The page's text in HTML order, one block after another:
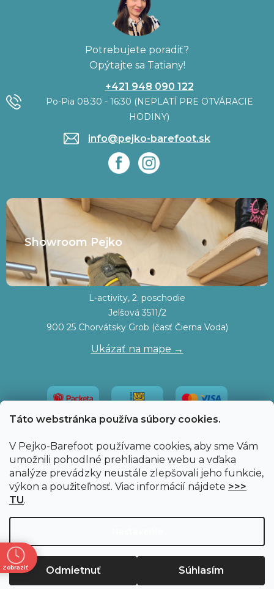
Táto webstránka používa súbory cookies.
V Pejko-Barefoot používame cookies, aby sme Vám
umožnili pohodlné prehliadanie webu a vďaka
analýze prevádzky neustále zlepšovali jeho funkcie,
výkon a použiteľnosť. Viac informácií nájdete >>>
TU.
Odmietnuť Súhlasím
Potrebujete poradiť?
Opýtajte sa Tatiany!
+421 948 090 122
Po-Pia 08:30 - 16:30 (NEPLATÍ PRE OTVÁRACIE
HODINY)
info@pejko-barefoot.sk
Showroom Pejko
L-activity, 2. poschodie
Jelšová 3511/2
900 25 Chorvátsky Grob (časť Čierna Voda)
Ukázať na mape →
Copyright 2026Pejko-Barefoot.sk. Všetky práva
vyhradené.
Upraviť nastavenie cookies
Zobraziť